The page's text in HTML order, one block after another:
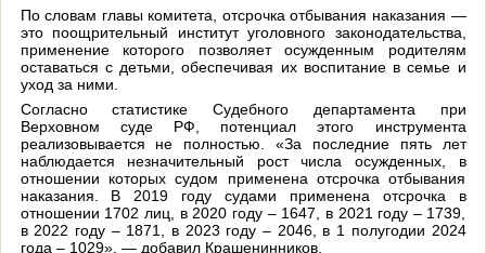
По словам главы комитета, отсрочка отбывания наказания —
это поощрительный институт уголовного законодательства,
применение которого позволяет осужденным родителям
оставаться с детьми, обеспечивая их воспитание в семье и
уход за ними.
Согласно статистике Судебного департамента при
Верховном суде РФ, потенциал этого инструмента
реализовывается не полностью. «За последние пять лет
наблюдается незначительный рост числа осужденных, в
отношении которых судом применена отсрочка отбывания
наказания. В 2019 году судами применена отсрочка в
отношении 1702 лиц, в 2020 году – 1647, в 2021 году – 1739,
в 2022 году – 1871, в 2023 году – 2046, в 1 полугодии 2024
года – 1029», — добавил Крашенинников.